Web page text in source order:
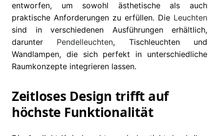
entworfen, um sowohl ästhetische als auch
praktische Anforderungen zu erfüllen. Die Leuchten
sind in verschiedenen Ausführungen erhältlich,
darunter Pendelleuchten, Tischleuchten und
Wandlampen, die sich perfekt in unterschiedliche
Raumkonzepte integrieren lassen.
Zeitloses Design trifft auf
höchste Funktionalität